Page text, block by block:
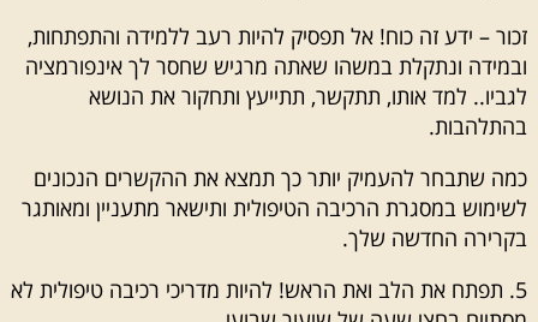
זכור – ידע זה כוח! אל תפסיק להיות רעב ללמידה והתפתחות,
ובמידה ונתקלת במשהו שאתה מרגיש שחסר לך אינפורמציה
לגביו.. למד אותו, תתקשר, תתייעץ ותחקור את הנושא
בהתלהבות.
כמה שתבחר להעמיק יותר כך תמצא את ההקשרים הנכונים
לשימוש במסגרת הרכיבה הטיפולית ותישאר מתעניין ומאותגר
בקרירה החדשה שלך.
5. תפתח את הלב ואת הראש! להיות מדריכי רכיבה טיפולית לא